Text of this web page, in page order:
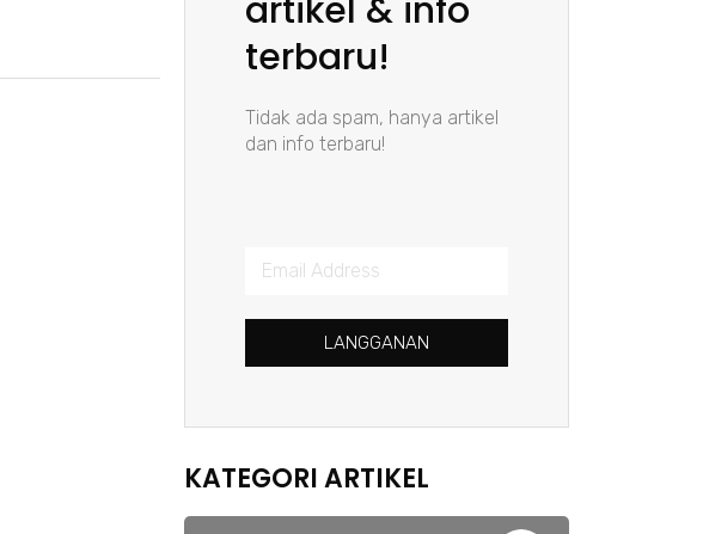
artikel & info
terbaru!
Tidak ada spam, hanya artikel
dan info terbaru!
LANGGANAN
KATEGORI ARTIKEL